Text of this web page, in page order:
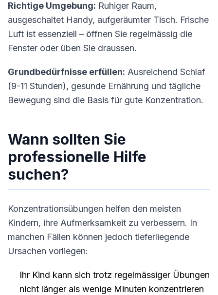
Richtige Umgebung: Ruhiger Raum,
ausgeschaltet Handy, aufgeräumter Tisch. Frische
Luft ist essenziell – öffnen Sie regelmässig die
Fenster oder üben Sie draussen.
Grundbedürfnisse erfüllen: Ausreichend Schlaf
(9-11 Stunden), gesunde Ernährung und tägliche
Bewegung sind die Basis für gute Konzentration.
Wann sollten Sie
professionelle Hilfe
suchen?
Konzentrationsübungen helfen den meisten
Kindern, ihre Aufmerksamkeit zu verbessern. In
manchen Fällen können jedoch tieferliegende
Ursachen vorliegen:
Ihr Kind kann sich trotz regelmässiger Übungen
nicht länger als wenige Minuten konzentrieren